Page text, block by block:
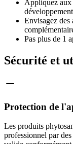
Appliquez aux
Envisagez des
Pas plus de 1
Sécurité et
Protection de
Les produits
professionnel par